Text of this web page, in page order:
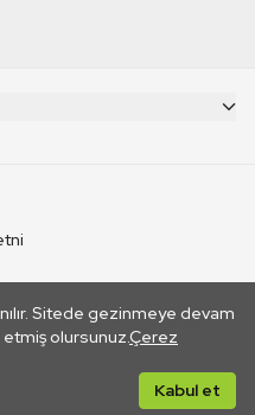
Sitede gezinmeye devam
etmiş olursunuz.Çerez
Kabul et
yoluyla gidilen dış